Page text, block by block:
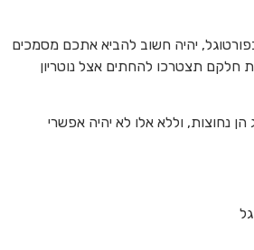
יהיה חשוב להביא אתכם מסמכים
חלקם תצטרכו להחתים אצל נוטריון
נחוצות, וללא אלו לא יהיה אפשרי